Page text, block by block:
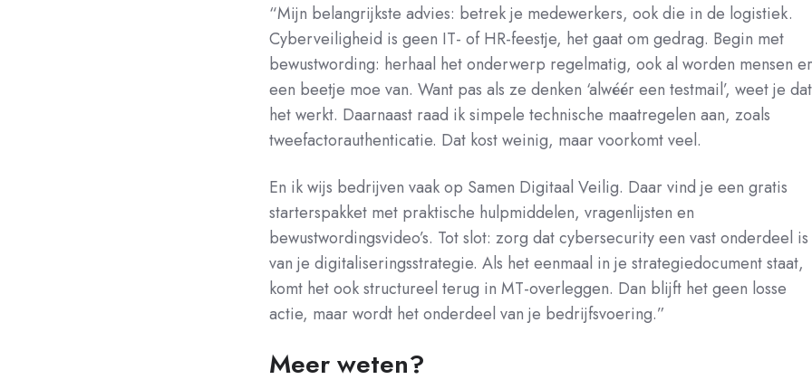
“Mijn belangrijkste advies: betrek je medewerkers, ook die in de logistiek.
Cyberveiligheid is geen IT- of HR-feestje, het gaat om gedrag. Begin met
bewustwording: herhaal het onderwerp regelmatig, ook al worden mensen er
een beetje moe van. Want pas als ze denken ‘alwéér een testmail’, weet je dat
het werkt. Daarnaast raad ik simpele technische maatregelen aan, zoals
tweefactorauthenticatie. Dat kost weinig, maar voorkomt veel.
En ik wijs bedrijven vaak op Samen Digitaal Veilig. Daar vind je een gratis
starterspakket met praktische hulpmiddelen, vragenlijsten en
bewustwordingsvideo’s. Tot slot: zorg dat cybersecurity een vast onderdeel is
van je digitaliseringsstrategie. Als het eenmaal in je strategiedocument staat,
komt het ook structureel terug in MT-overleggen. Dan blijft het geen losse
actie, maar wordt het onderdeel van je bedrijfsvoering.”
Meer weten?